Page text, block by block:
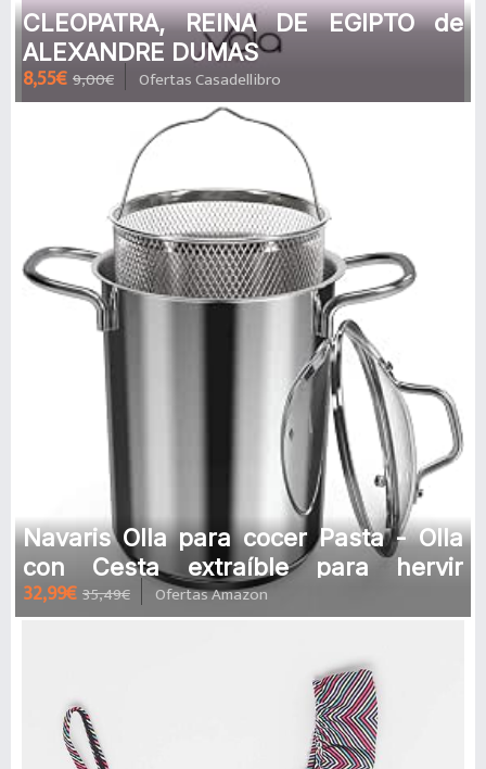
CLEOPATRA, REINA DE EGIPTO de
ALEXANDRE DUMAS
8,55€ 9,00€ Ofertas Casadellibro
Navaris Olla para cocer Pasta - Olla
con Cesta extraíble para hervir
espárragos - Olla con escurri
32,99€ 35,49€ Ofertas Amazon